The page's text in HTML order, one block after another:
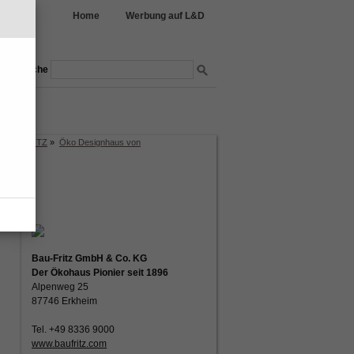
Home Werbung auf L&D
Suche
BAUFRITZ » Öko Designhaus von
Bau-Fritz GmbH & Co. KG
Der Ökohaus Pionier seit 1896
Alpenweg 25
87746 Erkheim
Tel. +49 8336 9000
www.baufritz.com